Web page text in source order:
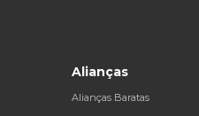
Alianças
Alianças Baratas